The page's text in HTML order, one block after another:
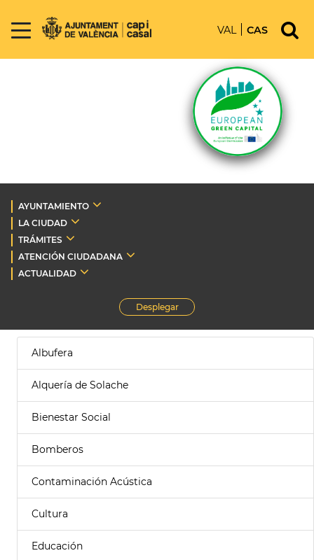
VAL CAS
AYUNTAMIENTO
LA CIUDAD
TRÁMITES
ATENCIÓN CIUDADANA
ACTUALIDAD
Desplegar
Albufera
Alquería de Solache
Bienestar Social
Bomberos
Contaminación Acústica
Cultura
Educación